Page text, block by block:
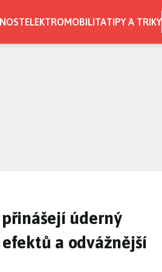
ELEKTROMOBILITATIPY A TRIKY
přinášejí úderný
a odvážnější